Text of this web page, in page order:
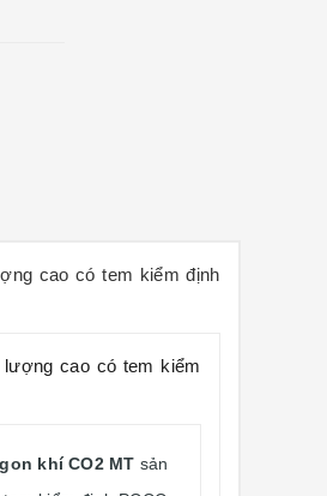
cao có tem kiểm định
cao có tem kiểm
khí CO2 MT sản